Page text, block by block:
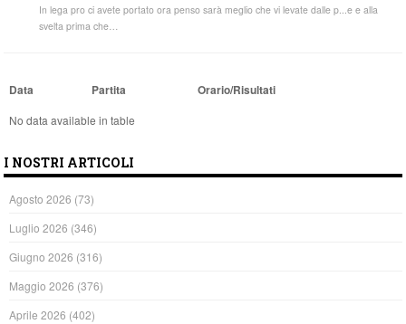
In lega pro ci avete portato ora penso sarà meglio che vi levate dalle p...e e alla
svelta prima che…
Data Partita Orario/Risultati
No data available in table
I NOSTRI ARTICOLI
Agosto 2026 (73)
Luglio 2026 (346)
Giugno 2026 (316)
Maggio 2026 (376)
Aprile 2026 (402)